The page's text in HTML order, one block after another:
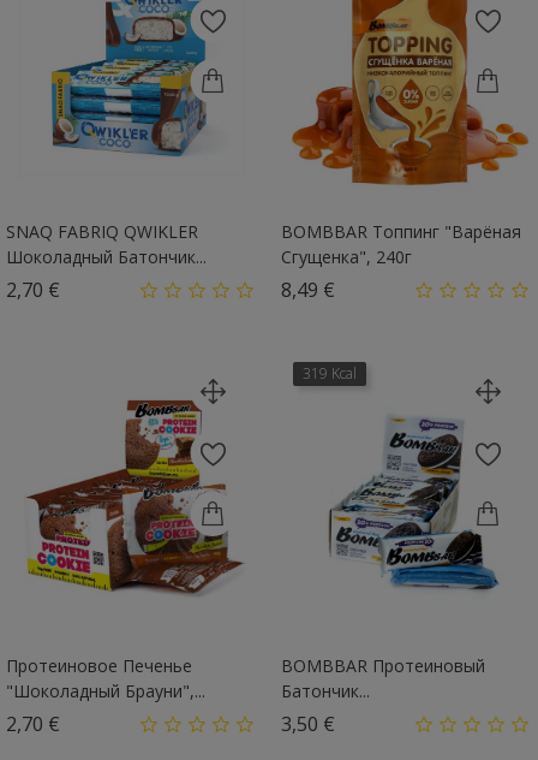
SNAQ FABRIQ QWIKLER
Шоколадный Батончик...
2,70 €
BOMBBAR Топпинг "Варёная
Сгущенка", 240г
8,49 €
Протеиновое Печенье
"Шоколадный Брауни",...
2,70 €
319 Kcal
BOMBBAR Протеиновый
Батончик...
3,50 €